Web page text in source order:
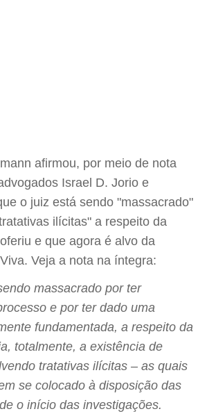
afirmou, por meio de nota
Israel D. Jorio e
o juiz está sendo "massacrado"
ilícitas" a respeito da
e que agora é alvo da
Veja a nota na íntegra:
massacrado por ter
e por ter dado uma
fundamentada, a respeito da
totalmente, a existência de
tratativas ilícitas – as quais
se colocado à disposição das
o início das investigações.